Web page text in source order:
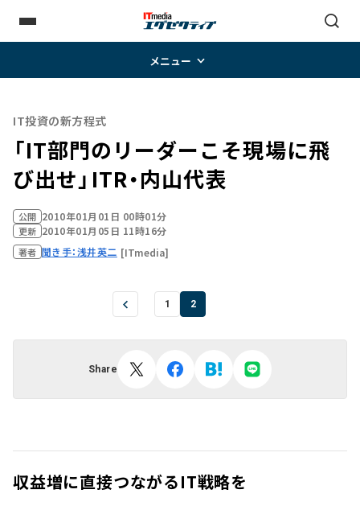
メニュー
IT投資の新方程式
「IT部門のリーダーこそ現場に飛
び出せ」――ITR・内山代表
公開 2010年01月01日 00時01分
更新 2010年01月05日 11時16分
著者 聞き手：浅井英二 [ITmedia]
1 2
Share
収益増に直接つながるIT戦略を